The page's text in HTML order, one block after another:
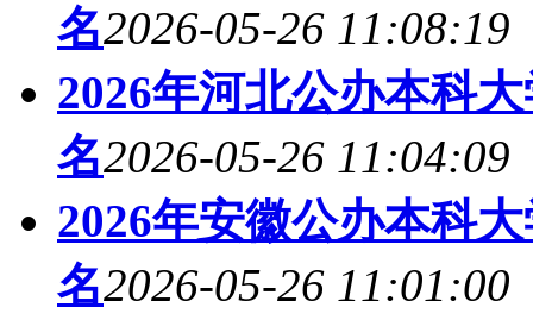
名2026-05-26 11:08:19
2026年河北公办本科
名2026-05-26 11:04:09
2026年安徽公办本科
名2026-05-26 11:01:00